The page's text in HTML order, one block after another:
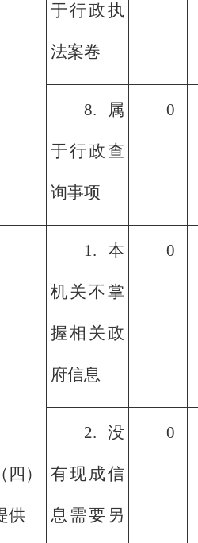
于行政执
法案卷
8.属
于行政查
询事项
0
（四）
供
1.本
机关不掌
握相关政
府信息
0
2.没
有现成信
息需要另
0